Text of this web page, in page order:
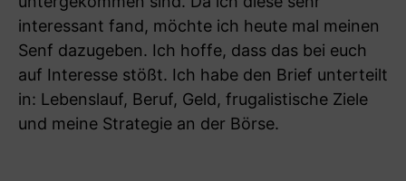
interessant fand, möchte ich heute mal meinen
Senf dazugeben. Ich hoffe, dass das bei euch
auf Interesse stößt. Ich habe den Brief unterteilt
in: Lebenslauf, Beruf, Geld, frugalistische Ziele
und meine Strategie an der Börse.